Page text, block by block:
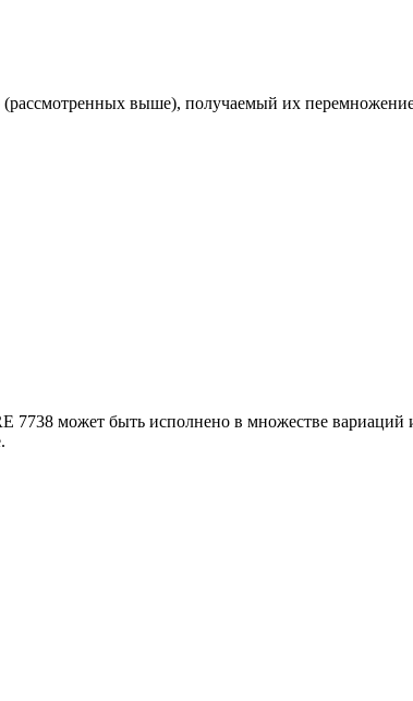
(рассмотренных выше), получаемый их
7738 может быть исполнено в множестве